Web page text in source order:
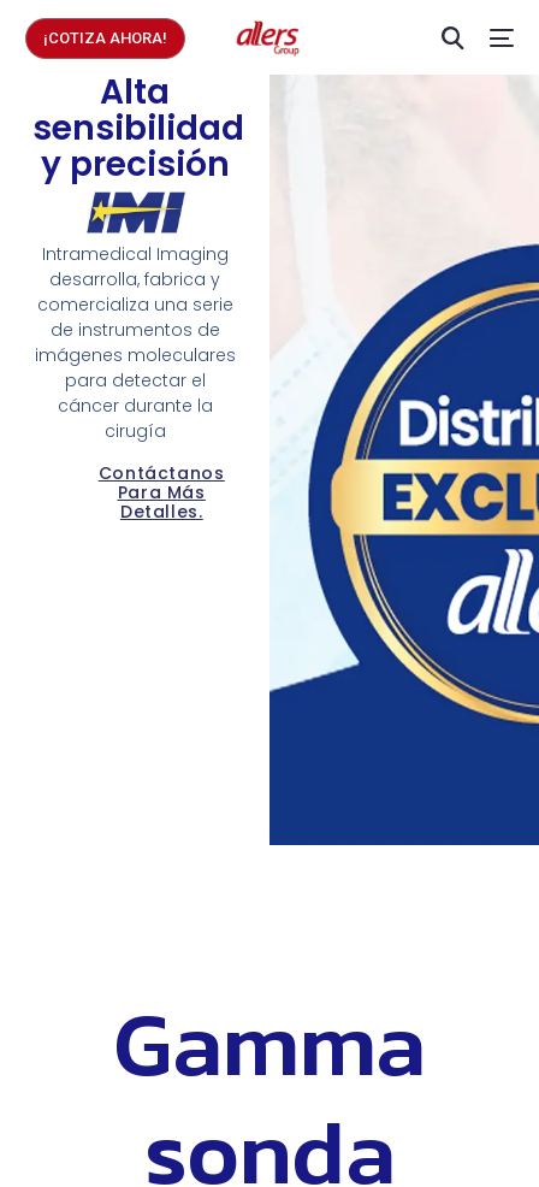
¡COTIZA AHORA!
Alta
sensibilidad
y precisión
Intramedical Imaging
desarrolla, fabrica y
comercializa una serie
de instrumentos de
imágenes moleculares
para detectar el
cáncer durante la
cirugía
Contáctanos
Para Más
Detalles.
Gamma
sonda